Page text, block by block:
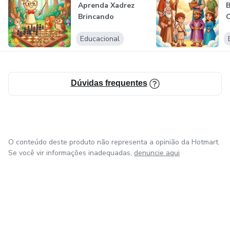
Aprenda Xadrez
Brincando
Educacional
Dúvidas frequentes
O conteúdo deste produto não representa a opinião da Hotmart.
Se você vir informações inadequadas, denuncie aqui